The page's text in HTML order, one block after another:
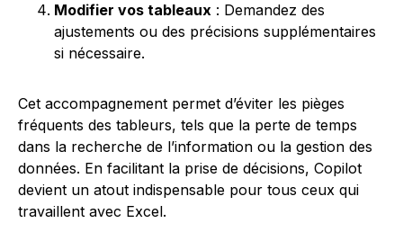
Modifier vos tableaux : Demandez des
ajustements ou des précisions supplémentaires
si nécessaire.
Cet accompagnement permet d’éviter les pièges
fréquents des tableurs, tels que la perte de temps
dans la recherche de l’information ou la gestion des
données. En facilitant la prise de décisions, Copilot
devient un atout indispensable pour tous ceux qui
travaillent avec Excel.